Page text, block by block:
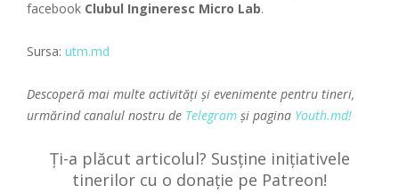
facebook Clubul Ingineresc Micro Lab.
Sursa: utm.md
Descoperă mai multe activități și evenimente pentru tineri,
urmărind canalul nostru de Telegram și pagina Youth.md!
Ți-a plăcut articolul? Susține inițiativele
tinerilor cu o donație pe Patreon!